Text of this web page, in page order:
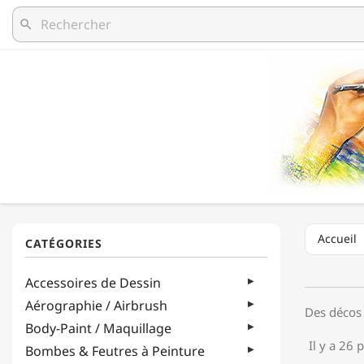
search
Accessoires de Dessin
Aérographie / Airbrush
Body-Paint / Maquillage
Bombes & Feutres à Peinture
Accueil
Des
Il y a 26